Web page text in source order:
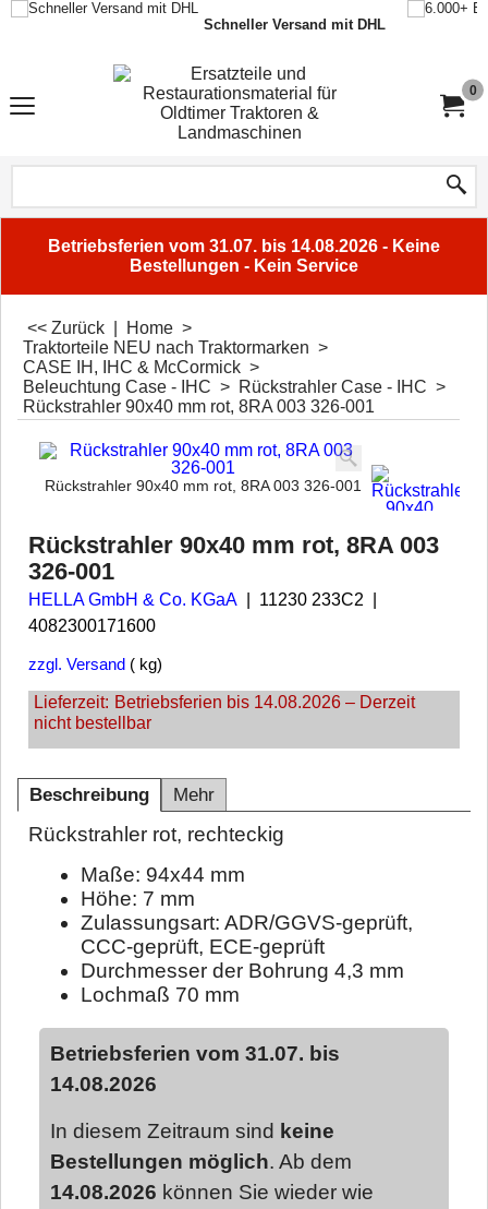
Schneller Versand mit DHL
0
Betriebsferien vom 31.07. bis 14.08.2026 - Keine
Bestellungen - Kein Service
<< Zurück Home >
Traktorteile NEU nach Traktormarken >
CASE IH, IHC & McCormick >
Beleuchtung Case - IHC > Rückstrahler Case - IHC >
Rückstrahler 90x40 mm rot, 8RA 003 326-001
Rückstrahler 90x40 mm rot, 8RA 003 326-001
Rückstrahler 90x40 mm rot, 8RA 003
326-001
HELLA GmbH & Co. KGaA
11230 233C2
4082300171600
zzgl. Versand kg
Lieferzeit: Betriebsferien bis 14.08.2026 – Derzeit
nicht bestellbar
Beschreibung Mehr
Rückstrahler rot, rechteckig
Maße: 94x44 mm
Höhe: 7 mm
Zulassungsart: ADR/GGVS-geprüft,
CCC-geprüft, ECE-geprüft
Durchmesser der Bohrung 4,3 mm
Lochmaß 70 mm
Betriebsferien vom 31.07. bis
14.08.2026
In diesem Zeitraum sind keine
Bestellungen möglich. Ab dem
14.08.2026 können Sie wieder wie